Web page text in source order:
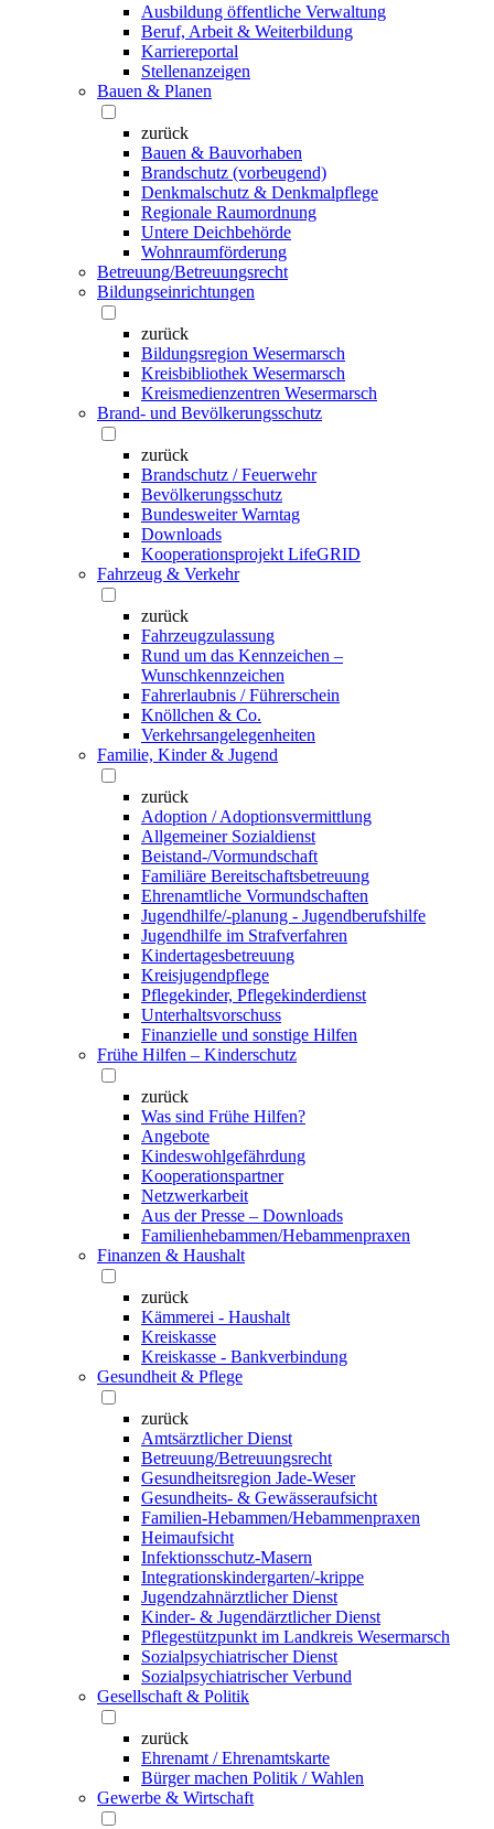
Ausbildung öffentliche Verwaltung
Beruf, Arbeit & Weiterbildung
Karriereportal
Stellenanzeigen
Bauen & Planen
zurück
Bauen & Bauvorhaben
Brandschutz (vorbeugend)
Denkmalschutz & Denkmalpflege
Regionale Raumordnung
Untere Deichbehörde
Wohnraumförderung
Betreuung/Betreuungsrecht
Bildungseinrichtungen
zurück
Bildungsregion Wesermarsch
Kreisbibliothek Wesermarsch
Kreismedienzentren Wesermarsch
Brand- und Bevölkerungsschutz
zurück
Brandschutz / Feuerwehr
Bevölkerungsschutz
Bundesweiter Warntag
Downloads
Kooperationsprojekt LifeGRID
Fahrzeug & Verkehr
zurück
Fahrzeugzulassung
Rund um das Kennzeichen –
Wunschkennzeichen
Fahrerlaubnis / Führerschein
Knöllchen & Co.
Verkehrsangelegenheiten
Familie, Kinder & Jugend
zurück
Adoption / Adoptionsvermittlung
Allgemeiner Sozialdienst
Beistand-/Vormundschaft
Familiäre Bereitschaftsbetreuung
Ehrenamtliche Vormundschaften
Jugendhilfe/-planung - Jugendberufshilfe
Jugendhilfe im Strafverfahren
Kindertagesbetreuung
Kreisjugendpflege
Pflegekinder, Pflegekinderdienst
Unterhaltsvorschuss
Finanzielle und sonstige Hilfen
Frühe Hilfen – Kinderschutz
zurück
Was sind Frühe Hilfen?
Angebote
Kindeswohlgefährdung
Kooperationspartner
Netzwerkarbeit
Aus der Presse – Downloads
Familienhebammen/Hebammenpraxen
Finanzen & Haushalt
zurück
Kämmerei - Haushalt
Kreiskasse
Kreiskasse - Bankverbindung
Gesundheit & Pflege
zurück
Amtsärztlicher Dienst
Betreuung/Betreuungsrecht
Gesundheitsregion Jade-Weser
Gesundheits- & Gewässeraufsicht
Familien-Hebammen/Hebammenpraxen
Heimaufsicht
Infektionsschutz-Masern
Integrationskindergarten/-krippe
Jugendzahnärztlicher Dienst
Kinder- & Jugendärztlicher Dienst
Pflegestützpunkt im Landkreis Wesermarsch
Sozialpsychiatrischer Dienst
Sozialpsychiatrischer Verbund
Gesellschaft & Politik
zurück
Ehrenamt / Ehrenamtskarte
Bürger machen Politik / Wahlen
Gewerbe & Wirtschaft